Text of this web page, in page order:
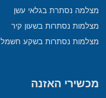
מצלמה נסתרת בגלאי עשן
מצלמות נסתרות בשעון קיר
מצלמות נסתרות בשקע חשמל
מכשירי האזנה